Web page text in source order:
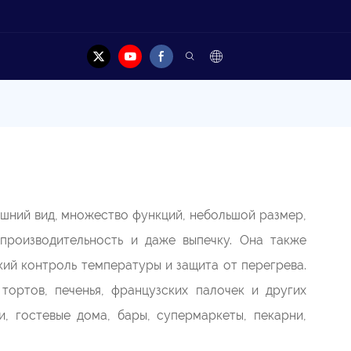
вид, множество функций, небольшой размер,
и даже выпечку. Она также
контроль температуры и защита от перегрева.
печенья, французских палочек и других
гостевые дома, бары, супермаркеты, пекарни,